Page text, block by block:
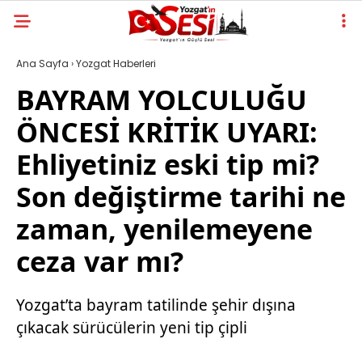
Ana Sayfa ›Yozgat Haberleri
BAYRAM YOLCULUĞU
ÖNCESİ KRİTİK UYARI:
Ehliyetiniz eski tip mi?
Son değiştirme tarihi ne
zaman, yenilemeyene
ceza var mı?
Yozgat’ta bayram tatilinde şehir dışına
çıkacak sürücülerin yeni tip çipli